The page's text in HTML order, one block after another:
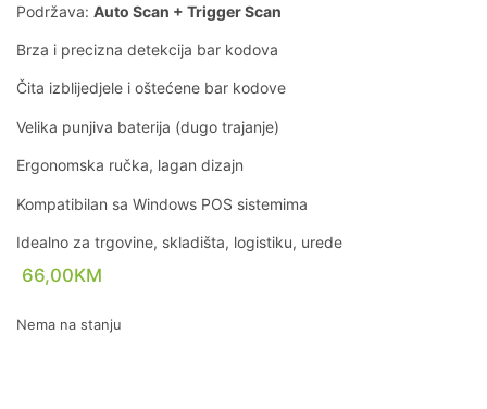
Podržava: Auto Scan + Trigger Scan
Brza i precizna detekcija bar kodova
Čita izblijedjele i oštećene bar kodove
Velika punjiva baterija (dugo trajanje)
Ergonomska ručka, lagan dizajn
Kompatibilan sa Windows POS sistemima
Idealno za trgovine, skladišta, logistiku, urede
66,00KM
Nema na stanju